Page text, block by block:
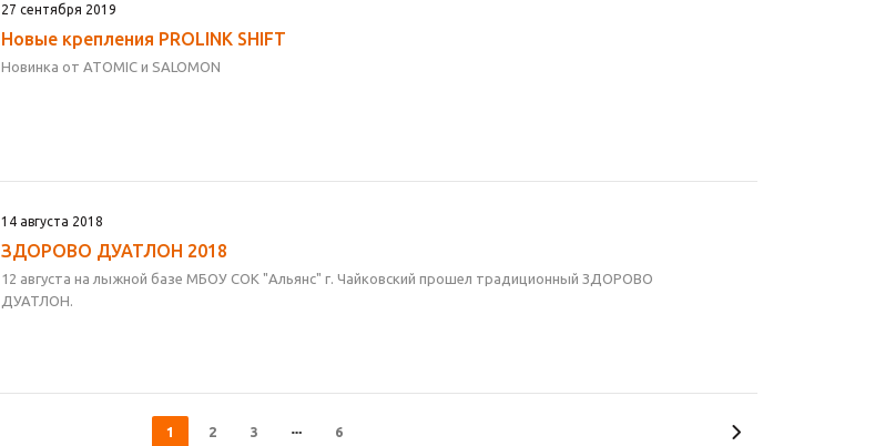
27 сентября 2019
Новые крепления PROLINK SHIFT
Новинка от ATOMIC и SALOMON
14 августа 2018
ЗДОРОВО ДУАТЛОН 2018
12 августа на лыжной базе МБОУ СОК "Альянс" г. Чайковский прошел традиционный ЗДОРОВО
ДУАТЛОН.
1 2 3 6